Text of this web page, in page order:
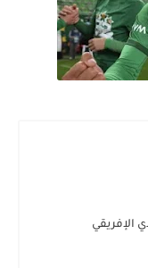
الإفريقي